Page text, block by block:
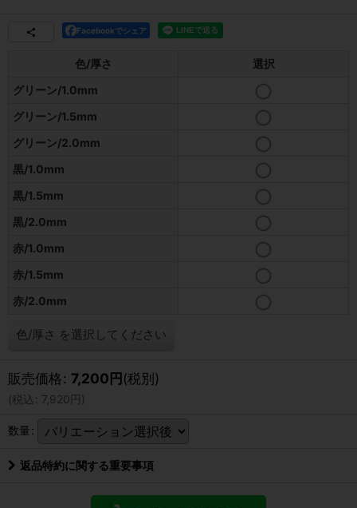
Facebookでシェア
色/厚さ
選択
グリーン/1.0mm
グリーン/1.5mm
グリーン/2.0mm
黒/1.0mm
黒/1.5mm
黒/2.0mm
赤/1.0mm
赤/1.5mm
赤/2.0mm
色/厚さ を選択してください
販売価格: 7,200 円 (税別)
(税込 : 7,920円 )
数量:
返品特約に関する重要事項